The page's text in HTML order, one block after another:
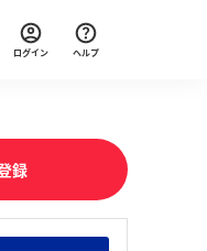
ント一覧
ログイン ヘルプ
録